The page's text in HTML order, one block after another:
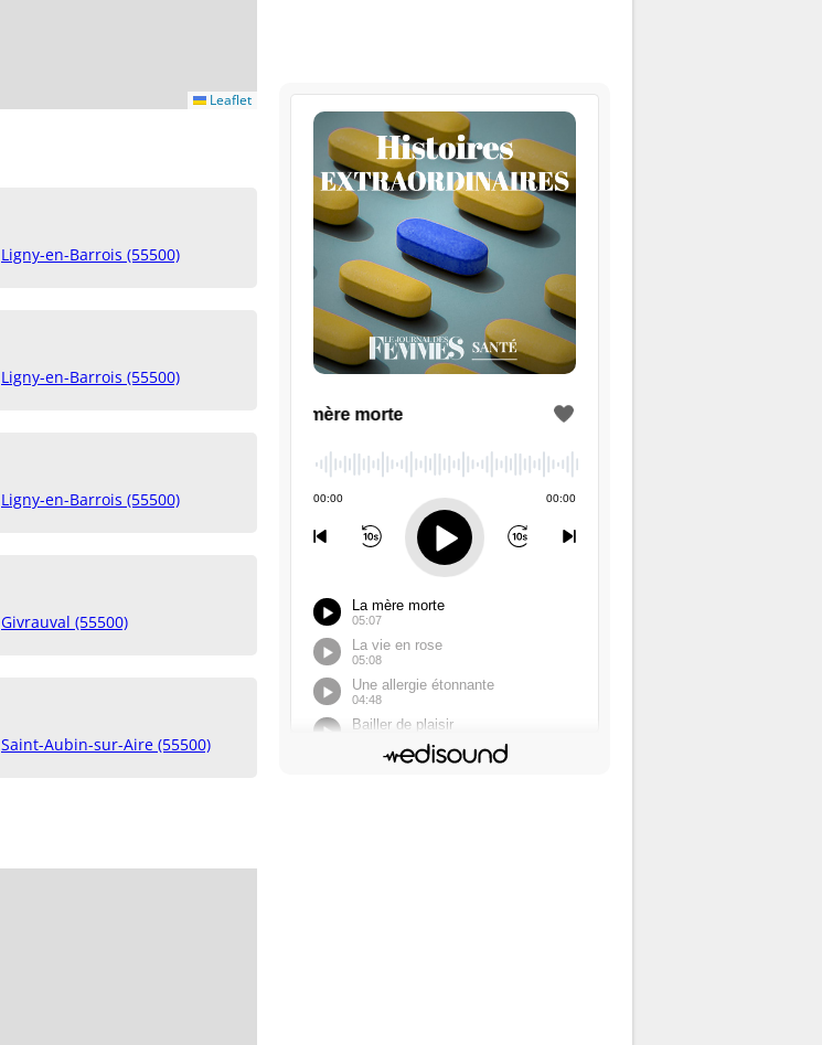
Leaflet
Ligny-en-Barrois (55500)
Ligny-en-Barrois (55500)
Ligny-en-Barrois (55500)
Givrauval (55500)
Saint-Aubin-sur-Aire (55500)